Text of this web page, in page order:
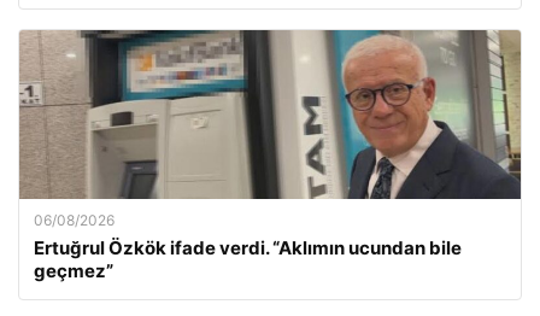
06/08/2026
Ertuğrul Özkök ifade verdi. “Aklımın ucundan bile
geçmez”